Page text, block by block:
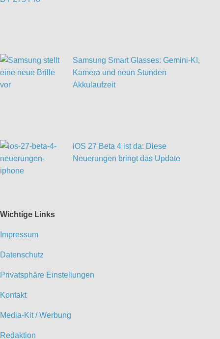
Samsung Smart Glasses: Gemini-KI,
Kamera und neun Stunden
Akkulaufzeit
iOS 27 Beta 4 ist da: Diese
Neuerungen bringt das Update
Wichtige Links
Impressum
Datenschutz
Privatsphäre Einstellungen
Kontakt
Media-Kit / Werbung
Redaktion